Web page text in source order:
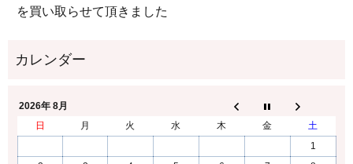
を買い取らせて頂きました
2026年 8月
日
月 火 水 木 金
土
1